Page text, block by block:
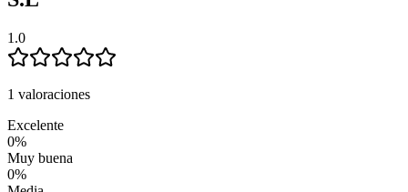
1.0
1 valoraciones
Excelente
0%
Muy buena
0%